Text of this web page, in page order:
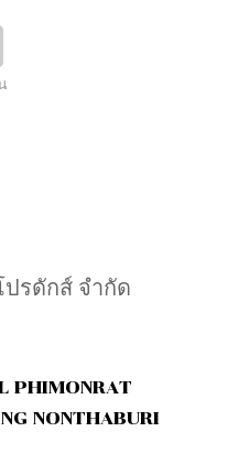
ปรดักส์ จำกัด
PHIMONRAT
NONTHABURI